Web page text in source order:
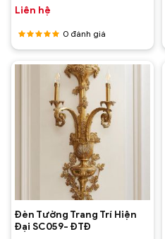
Liên hệ
Được
xếp hạng
0 đánh giá
Đèn Tường Trang Trí Hiện
Đại SC059- ĐTĐ